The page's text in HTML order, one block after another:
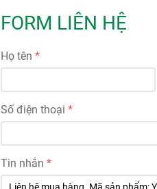
FORM LIÊN HỆ
Họ tên
Số điện thoại
Tin nhắn